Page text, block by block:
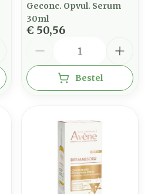
Geconc. Opvul. Serum
30ml
€ 50,56
Bestel